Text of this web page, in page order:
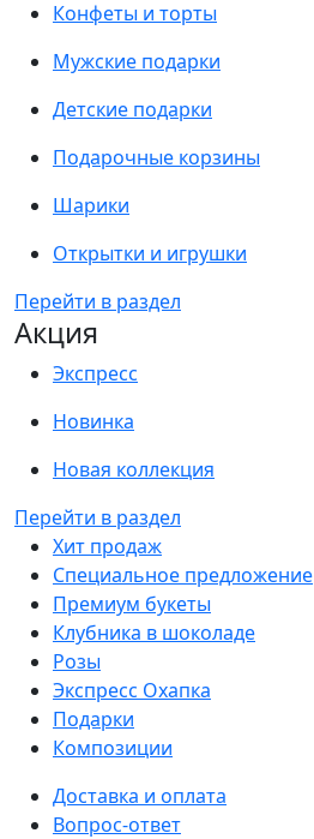
Конфеты и торты
Мужские подарки
Детские подарки
Подарочные корзины
Шарики
Открытки и игрушки
Перейти в раздел
Акция
Экспресс
Новинка
Новая коллекция
Перейти в раздел
Хит продаж
Специальное предложение
Премиум букеты
Клубника в шоколаде
Розы
Экспресс Охапка
Подарки
Композиции
Доставка и оплата
Вопрос-ответ